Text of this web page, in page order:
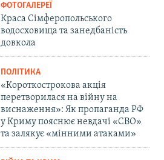
ФОТОГАЛЕРЕЇ
Краса Сімферопольського
водосховища та занедбаність
довкола
ПОЛІТИКА
«Короткострокова акція
перетворилася на війну на
виснаження»: Як пропаганда РФ
у Криму пояснює невдачі «СВО»
та залякує «мінними атаками»